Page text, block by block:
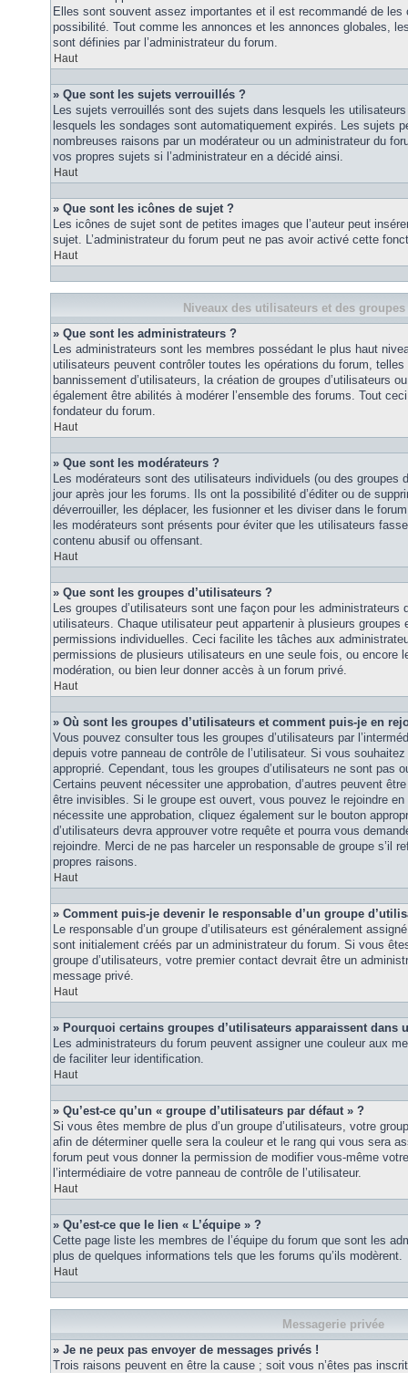
Elles sont souvent assez importantes et il est recommandé de
possibilité. Tout comme les annonces et les annonces globales,
sont définies par l’administrateur du forum.
Haut
» Que sont les sujets verrouillés ?
Les sujets verrouillés sont des sujets dans lesquels les
lesquels les sondages sont automatiquement expirés. Les sujets
nombreuses raisons par un modérateur ou un administrateur du
vos propres sujets si l’administrateur en a décidé ainsi.
Haut
» Que sont les icônes de sujet ?
Les icônes de sujet sont de petites images que l’auteur peut
sujet. L’administrateur du forum peut ne pas avoir activé cette
Haut
Niveaux des utilisateurs et des
» Que sont les administrateurs ?
Les administrateurs sont les membres possédant le plus haut
utilisateurs peuvent contrôler toutes les opérations du forum,
bannissement d’utilisateurs, la création de groupes d’utilisateurs
également être abilités à modérer l’ensemble des forums. Tout
fondateur du forum.
Haut
» Que sont les modérateurs ?
Les modérateurs sont des utilisateurs individuels (ou des groupes
jour après jour les forums. Ils ont la possibilité d’éditer ou de
déverrouiller, les déplacer, les fusionner et les diviser dans le
les modérateurs sont présents pour éviter que les utilisateurs
contenu abusif ou offensant.
Haut
» Que sont les groupes d’utilisateurs ?
Les groupes d’utilisateurs sont une façon pour les administrateurs
utilisateurs. Chaque utilisateur peut appartenir à plusieurs groupes
permissions individuelles. Ceci facilite les tâches aux
permissions de plusieurs utilisateurs en une seule fois, ou encore
modération, ou bien leur donner accès à un forum privé.
Haut
» Où sont les groupes d’utilisateurs et comment puis-je en
Vous pouvez consulter tous les groupes d’utilisateurs par
depuis votre panneau de contrôle de l’utilisateur. Si vous
approprié. Cependant, tous les groupes d’utilisateurs ne sont pas
Certains peuvent nécessiter une approbation, d’autres peuvent
être invisibles. Si le groupe est ouvert, vous pouvez le rejoindre en
nécessite une approbation, cliquez également sur le bouton
d’utilisateurs devra approuver votre requête et pourra vous
rejoindre. Merci de ne pas harceler un responsable de groupe s’il
propres raisons.
Haut
» Comment puis-je devenir le responsable d’un groupe
Le responsable d’un groupe d’utilisateurs est généralement
sont initialement créés par un administrateur du forum. Si vous
groupe d’utilisateurs, votre premier contact devrait être un
message privé.
Haut
» Pourquoi certains groupes d’utilisateurs apparaissent dans
Les administrateurs du forum peuvent assigner une couleur aux
de faciliter leur identification.
Haut
» Qu’est-ce qu’un « groupe d’utilisateurs par défaut » ?
Si vous êtes membre de plus d’un groupe d’utilisateurs, votre
afin de déterminer quelle sera la couleur et le rang qui vous sera
forum peut vous donner la permission de modifier vous-même
l’intermédiaire de votre panneau de contrôle de l’utilisateur.
Haut
» Qu’est-ce que le lien « L’équipe » ?
Cette page liste les membres de l’équipe du forum que sont les
plus de quelques informations tels que les forums qu’ils modèrent.
Haut
Messagerie privée
» Je ne peux pas envoyer de messages privés !
Trois raisons peuvent en être la cause ; soit vous n’êtes pas